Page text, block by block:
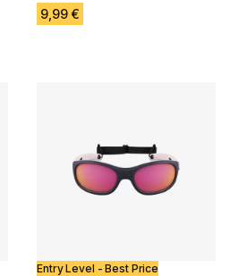
9,99 €
Entry Level - Best Price